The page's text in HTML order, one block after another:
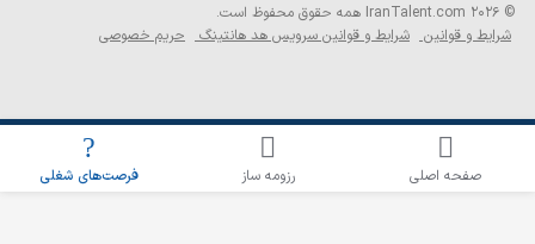
اطلاع‌رسانی شغلی را برای این جستجو فعال کنید
© 2026 IranTalent.com
همه حقوق محفوظ است.
شرایط و قوانین شرایط و قوانین سرویس هد هانتینگ حریم خصوصی
صفحه اصلی رزومه ساز فرصت‌های شغلی